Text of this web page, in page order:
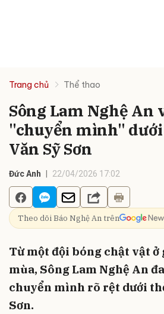
Trang chủ Thể thao
Sông Lam Nghệ An
"chuyển mình"
Văn Sỹ Sơn
Đức Anh 22/04/2026 17:02
Theo dõi Báo Nghệ An trên
Từ một đội bóng chật vật ở
mùa, Sông Lam Nghệ An
chuyển mình rõ rệt dưới
Sơn.